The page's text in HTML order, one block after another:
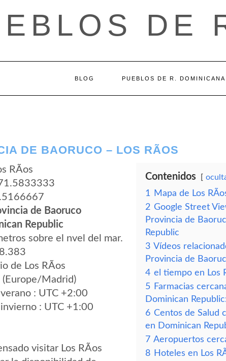
DE
BLOG PUEBLOS DE R. DOMINICANA
DE BAORUCO – LOS RÃ­OS
RÃ­os
de Baoruco
Republic
sobre el nvel del mar.
de Los RÃ­os
(Europe/Madrid)
: UTC +2:00
: UTC +1:00
visitar Los RÃ­os
Contenidos
1
Mapa de Los
2 Google Street
Provincia de
Republic
3 Vídeos
Provincia de
4 el tiempo en Los
5 Farmacias
Dominican
6 Centos de Salud
en Dominican
7 Aeropuertos
8 Hoteles en Los